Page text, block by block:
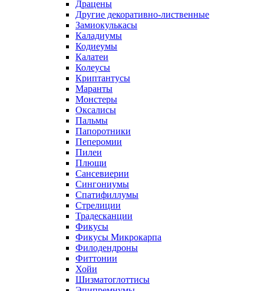
Драцены
Другие декоративно-лиственные
Замиокулькасы
Каладиумы
Кодиеумы
Калатеи
Колеусы
Криптантусы
Маранты
Монстеры
Оксалисы
Пальмы
Папоротники
Пеперомии
Пилеи
Плющи
Сансевиерии
Сингониумы
Спатифиллумы
Стрелиции
Традесканции
Фикусы
Фикусы Микрокарпа
Филодендроны
Фиттонии
Хойи
Шизматоглоттисы